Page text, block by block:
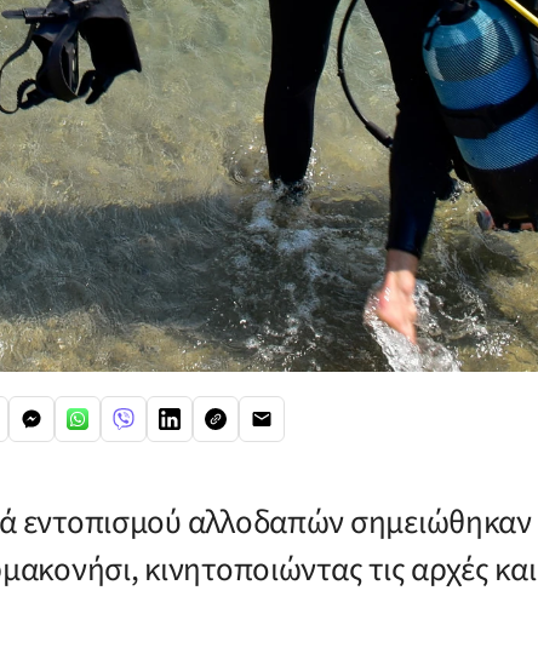
εντοπισμού αλλοδαπών σημειώθηκαν
κινητοποιώντας τις αρχές και